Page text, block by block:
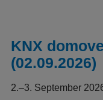
KNX
(02.09.2026)
2.–3. September